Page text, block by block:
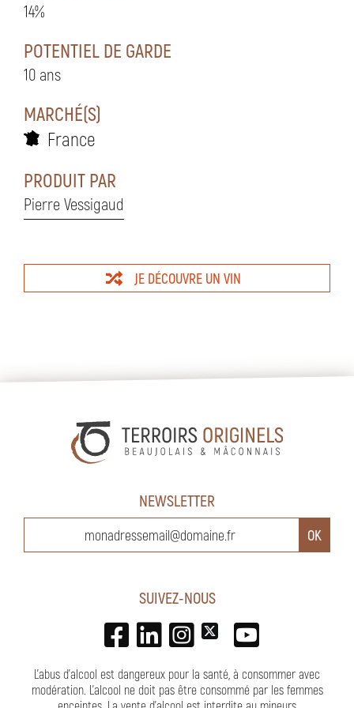
14%
POTENTIEL DE GARDE
10 ans
MARCHÉ(S)
France
PRODUIT PAR
Pierre Vessigaud
JE DÉCOUVRE UN VIN
NEWSLETTER
SUIVEZ-NOUS
L'abus d'alcool est dangereux pour la santé, à consommer avec
modération. L’alcool ne doit pas être consommé par les femmes